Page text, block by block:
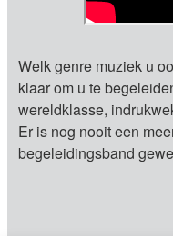
Welk genre muziek u
klaar om u te
wereldklasse,
Er is nog nooit een
begeleidingsband